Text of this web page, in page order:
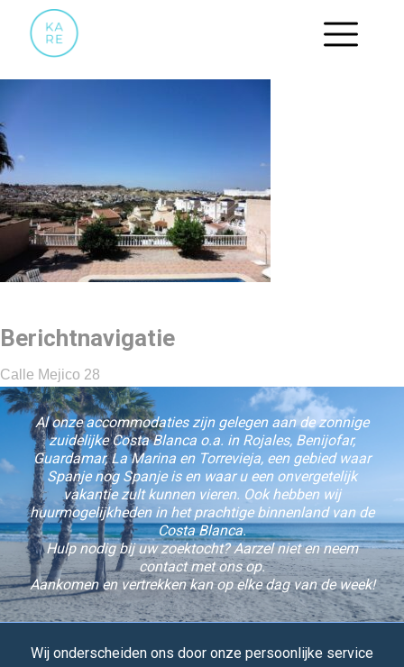
Berichtnavigatie
Calle Mejico 28
Al onze accommodaties zijn gelegen aan de zonnige
zuidelijke Costa Blanca o.a. in Rojales, Benijofar,
Guardamar, La Marina en Torrevieja, een gebied waar
Spanje nog Spanje is en waar u een onvergetelijk
vakantie zult kunnen vieren. Ook hebben wij
huurmogelijkheden in het prachtige binnenland van de
Costa Blanca.
Hulp nodig bij uw zoektocht? Aarzel niet en neem
contact met ons op.
Aankomen en vertrekken kan op elke dag van de week!
Wij onderscheiden ons door onze persoonlijke service